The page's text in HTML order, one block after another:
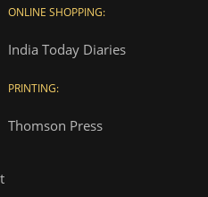
ONLINE SHOPPING:
India Today Diaries
PRINTING:
Thomson Press